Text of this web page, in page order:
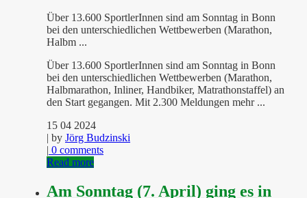
Über 13.600 SportlerInnen sind am Sonntag in Bonn
bei den unterschiedlichen Wettbewerben (Marathon,
Halbm ...
Über 13.600 SportlerInnen sind am Sonntag in Bonn
bei den unterschiedlichen Wettbewerben (Marathon,
Halbmarathon, Inliner, Handbiker, Matrathonstaffel) an
den Start gegangen. Mit 2.300 Meldungen mehr ...
15 04 2024
| by Jörg Budzinski
| 0 comments
Read more
Am Sonntag (7. April) ging es in